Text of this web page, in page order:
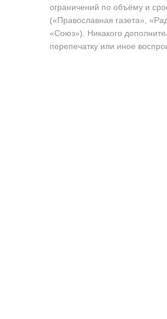
ограничений по объёму и
(«Православная газета»,
«Союз»). Никакого
перепечатку или иное